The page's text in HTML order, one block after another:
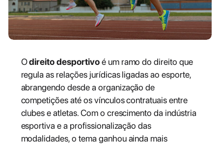
Odireito desportivoé um ramo do direito que
regula as relações jurídicas ligadas ao esporte,
abrangendo desde a organização de
competições até os vínculos contratuais entre
clubes e atletas. Com o crescimento da indústria
esportiva e a profissionalização das
modalidades, o tema ganhou ainda mais